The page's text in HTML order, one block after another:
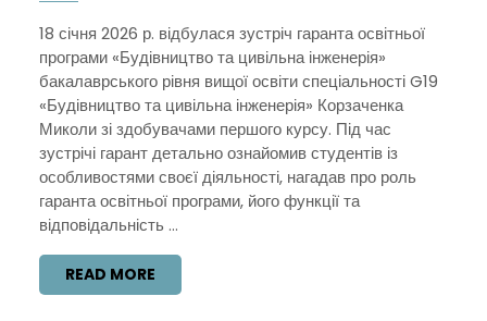
ОСВІТНЬОЇ
ПРОГРАМИ
ЗІ
ЗДОБУВАЧАМИ
ПЕРШОГО
КУРСУ
18 січня 2026 р. відбулася зустріч гаранта освітньої
програми «Будівництво та цивільна інженерія»
бакалаврського рівня вищої освіти спеціальності G19
«Будівництво та цивільна інженерія» Корзаченка
Миколи зі здобувачами першого курсу. Під час
зустрічі гарант детально ознайомив студентів із
особливостями своєї діяльності, нагадав про роль
гаранта освітньої програми, його функції та
відповідальність ...
READ MORE
MORE